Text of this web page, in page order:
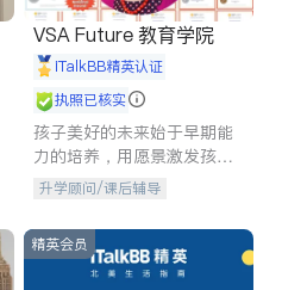
VSA Future 教育学院
iTalkBB精英认证
执照已核实
孩子美好的未来始于早期能
力的培养，用愿景激发孩子
的学习潜力和动力。理念：
拥有成长型心态是成功的基
石。
升学顾问/课后辅导
精英会员